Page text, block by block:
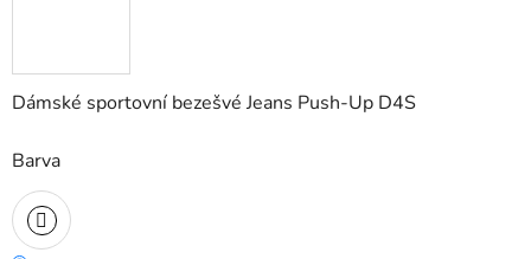
Dámské sportovní bezešvé Jeans Push-Up D4S
Barva